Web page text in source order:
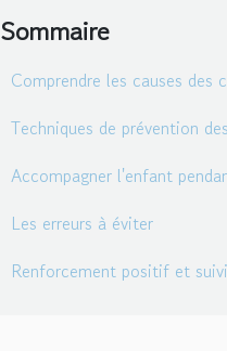
Sommaire
Comprendre les causes des
Techniques de prévention
Accompagner l'enfant
Les erreurs à éviter
Renforcement positif et